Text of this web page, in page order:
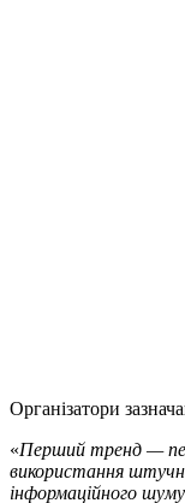
Організатори
«Перший тренд —
використання
інформаційного